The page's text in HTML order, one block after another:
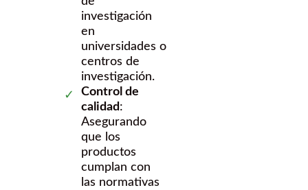
investigación
en
universidades o
centros de
investigación.
Control de
calidad :
Asegurando
que los
productos
cumplan con
las normativas